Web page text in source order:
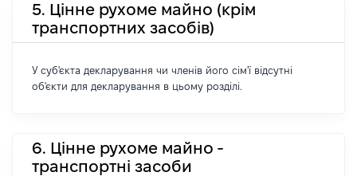
5. Цінне рухоме майно (крім
транспортних засобів)
У суб'єкта декларування чи членів його сім'ї відсутні
об'єкти для декларування в цьому розділі.
6. Цінне рухоме майно -
транспортні засоби